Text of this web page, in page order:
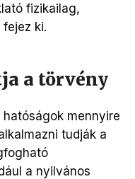
fizikailag,
ki.
a törvény
mennyire
tudják a
a nyilvános